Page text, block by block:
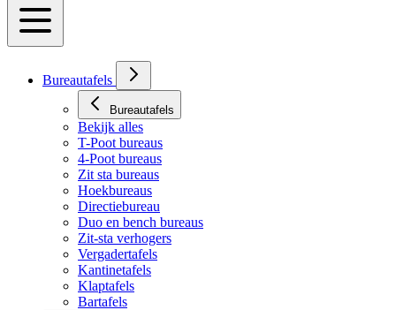
Bureautafels
Bureautafels
Bekijk alles
T-Poot bureaus
4-Poot bureaus
Zit sta bureaus
Hoekbureaus
Directiebureau
Duo en bench bureaus
Zit-sta verhogers
Vergadertafels
Kantinetafels
Klaptafels
Bartafels